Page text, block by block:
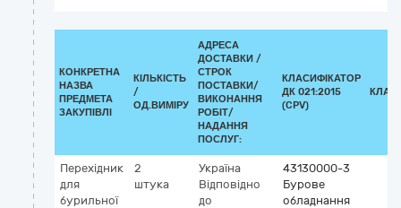
КОНКРЕТНА
НАЗВА
ПРЕДМЕТА
ЗАКУПІВЛІ
КІЛЬКІСТЬ
/
ОД.ВИМІРУ
АДРЕСА
ДОСТАВКИ /
СТРОК
ПОСТАВКИ/
ВИКОНАННЯ
РОБІТ/
НАДАННЯ
ПОСЛУГ:
КЛАСИФІКАТОР
ДК 021:2015
(CPV)
Перехідник
для
бурильної
2
штука
Україна
Відповідно
до
43130000-3
Бурове
обладнання